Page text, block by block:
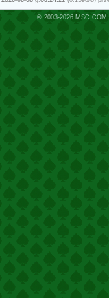
© 2003-2026